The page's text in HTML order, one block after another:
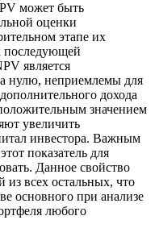
может быть
оценки
этапе их
последующей
является
нулю, неприемлемы для
дохода
значением
увеличить
инвестора. Важным
показатель для
Данное свойство
из всех остальных, что
основного при анализе
любого